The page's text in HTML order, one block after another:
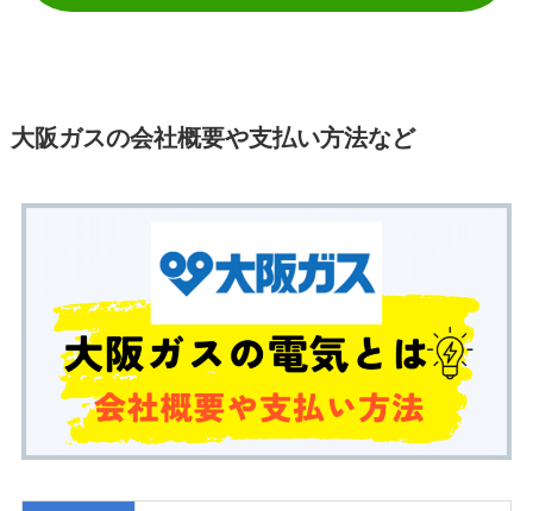
大阪ガスの会社概要や支払い方法など